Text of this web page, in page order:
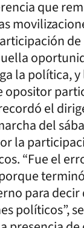
que
la política,
opositor
recordó el
del
la
“Fue el
para decir
políticos”,